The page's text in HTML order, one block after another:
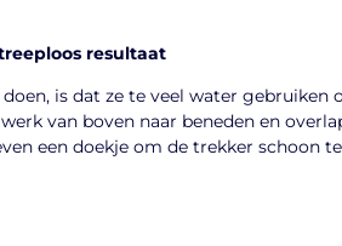
resultaat
is dat ze te veel water
van boven naar beneden en
een doekje om de trekker schoon